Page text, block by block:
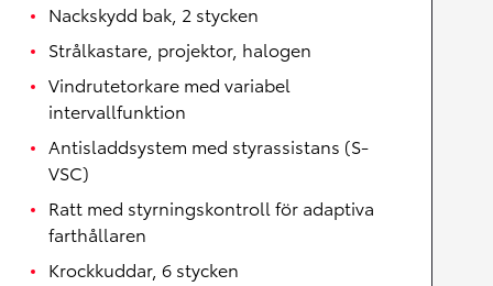
Nackskydd bak, 2 stycken
Strålkastare, projektor, halogen
Vindrutetorkare med variabel
intervallfunktion
Antisladdsystem med styrassistans (S-
VSC)
Ratt med styrningskontroll för adaptiva
farthållaren
Krockkuddar, 6 stycken